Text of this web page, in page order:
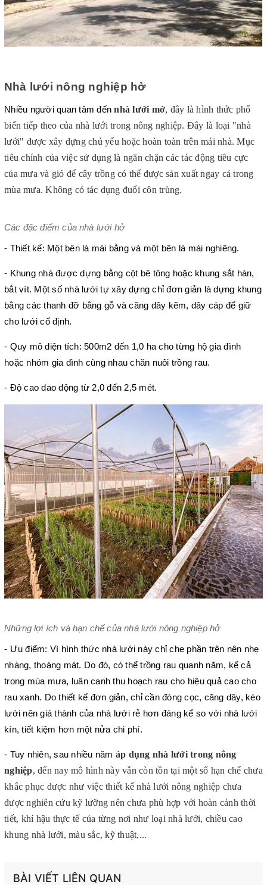
Nhà lưới nông nghiệp hở
Nhiều người quan tâm đến nhà lưới mở, đây là hình thức phổ
biến tiếp theo của nhà lưới trong nông nghiệp. Đây là loại "nhà
lưới" được xây dựng chủ yếu hoặc hoàn toàn trên mái nhà. Mục
tiêu chính của việc sử dụng là ngăn chặn các tác động tiêu cực
của mưa và gió để cây trồng có thể được sản xuất ngay cả trong
mùa mưa. Không có tác dụng đuổi côn trùng.
Các đặc điểm của nhà lưới hở
- Thiết kế: Một bên là mái bằng và một bên là mái nghiêng.
- Khung nhà được dựng bằng cột bê tông hoặc khung sắt hàn,
bắt vít. Một số nhà lưới tự xây dựng chỉ đơn giản là dựng khung
bằng các thanh đỡ bằng gỗ và căng dây kẽm, dây cáp để giữ
cho lưới cố định.
- Quy mô diện tích: 500m2 đến 1,0 ha cho từng hộ gia đình
hoặc nhóm gia đình cùng nhau chăn nuôi trồng rau.
- Độ cao dao động từ 2,0 đến 2,5 mét.
Những lợi ích và hạn chế của nhà lưới nông nghiệp hở
- Ưu điểm: Vì hình thức nhà lưới này chỉ che phần trên nên nhẹ
nhàng, thoáng mát. Do đó, có thể trồng rau quanh năm, kể cả
trong mùa mưa, luân canh thu hoạch rau cho hiệu quả cao cho
rau xanh. Do thiết kế đơn giản, chỉ cần đóng cọc, căng dây, kéo
lưới nên giá thành của nhà lưới rẻ hơn đáng kể so với nhà lưới
kín, tiết kiệm hơn một nửa chi phí.
- Tuy nhiên, sau nhiều năm áp dụng nhà lưới trong nông
nghiệp, đến nay mô hình này vẫn còn tồn tại một số hạn chế chưa
khắc phục được như việc thiết kế nhà lưới nông nghiệp chưa
được nghiên cứu kỹ lưỡng nên chưa phù hợp với hoàn cảnh thời
tiết, khí hậu thực tế của từng nơi như loại nhà lưới, chiều cao
khung nhà lưới, màu sắc, kỹ thuật,...
BÀI VIẾT LIÊN QUAN